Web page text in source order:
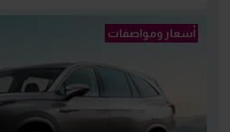
أسعار ومواصفات